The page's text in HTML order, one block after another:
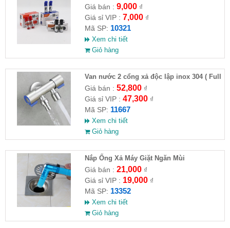
Giá bán : 9,000₫
Giá sỉ VIP : 7,000₫
Mã SP: 10321
Xem chi tiết
Giỏ hàng
Van nước 2 cổng xả độc lập inox 304 ( Full
VAT )
Giá bán : 52,800₫
Giá sỉ VIP : 47,300₫
Mã SP: 11667
Xem chi tiết
Giỏ hàng
Nắp Ống Xả Máy Giặt Ngăn Mùi
Giá bán : 21,000₫
Giá sỉ VIP : 19,000₫
Mã SP: 13352
Xem chi tiết
Giỏ hàng